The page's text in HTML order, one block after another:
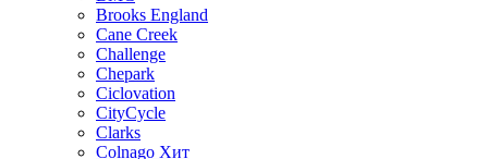
Brooks England
Cane Creek
Challenge
Chepark
Ciclovation
CityCycle
Clarks
Colnago Хит